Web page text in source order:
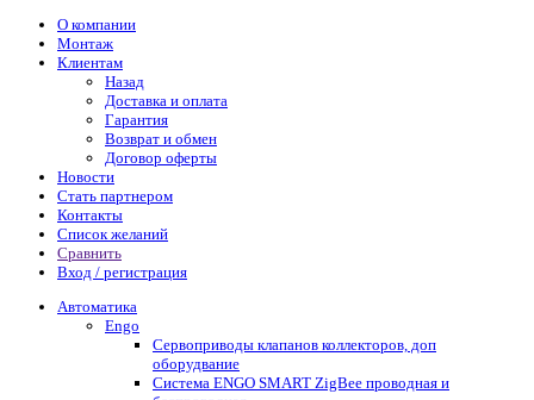
О компании
Монтаж
Клиентам
Назад
Доставка и оплата
Гарантия
Возврат и обмен
Договор оферты
Новости
Стать партнером
Контакты
Список желаний
Сравнить
Вход / регистрация
Автоматика
Engo
Сервоприводы клапанов коллекторов, доп
оборудвание
Система ENGO SMART ZigBee проводная и